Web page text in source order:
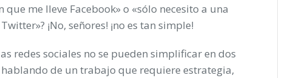
me lleve Facebook» o «sólo necesito a una
¡No, señores! ¡no es tan simple!
redes sociales no se pueden simplificar en dos
de un trabajo que requiere estrategia,